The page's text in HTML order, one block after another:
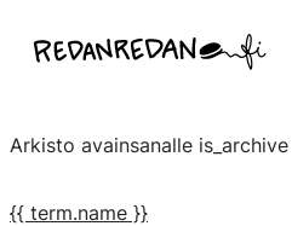
suoraan
Linda Saukko-Rauta, Redanredan Oy
piirrosvideoita
Arkisto avainsanalle is_archive
{{ term.name }}